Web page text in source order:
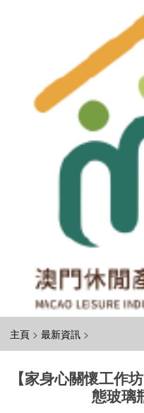
主頁 > 最新資訊 >
【家身心關懷工作
態玻璃